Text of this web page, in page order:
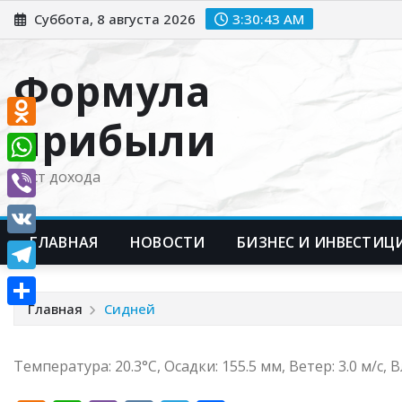
Перейти
к
Суббота, 8 августа 2026 3:30:44 AM
Формула
прибыли
Рост дохода
ГЛАВНАЯ НОВОСТИ БИЗНЕС И
Главная Сидней
Температура: 20.3°C, Осадки: 155.5 мм, Ветер: 3.0 м/с,
Odnoklassniki
WhatsApp
Viber
VK
Telegram
Отправить